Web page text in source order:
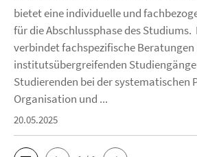
bietet eine individuelle und
für die Abschlussphase des Studiums.
verbindet fachspezifische
institutsübergreifenden
Studierenden bei der systematischen
Organisation und ...
20.05.2025